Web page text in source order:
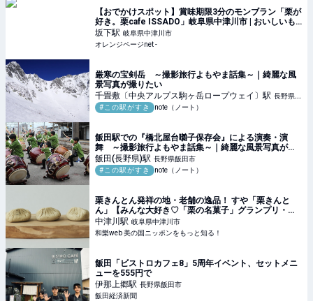
【おでかけスポット】賞味期限3分のモンブラン「栗が
好き。栗cafe ISSADO」岐阜県中津川市 | おいしいも
の発見 | オレンジページnet
坂下駅 岐阜県中津川市
オレンジページnet -
厳寒の宝剣岳 ～撮影旅行よもやま話集～｜綺麗な風
景写真が撮りたい
千畳敷〔中央アルプス駒ヶ岳ロープウェイ〕駅 長野県駒
ヶ根市
#この駅がすき note（ノート）
飯田駅での『橋北屋台囃子保存会』による演奏・演
舞 ～撮影旅行よもやま話集～｜綺麗な風景写真が撮
りたい
飯田(長野県)駅 長野県飯田市
#この駅がすき
note（ノート）
栗きんとん発祥の地・老舗の逸品！ すや「栗きんと
ん」【みんな大好き♡「栗の名菓子」グランプリ・
３】 ｜ 和樂web 美の国ニッポンをもっと知る！
中津川駅 岐阜県中津川市
和樂web 美の国ニッポンをもっと知る！
飯田「ビストロカフェ8」5周年イベント、セットメニ
ューを555円で
伊那上郷駅 長野県飯田市
飯田経済新聞